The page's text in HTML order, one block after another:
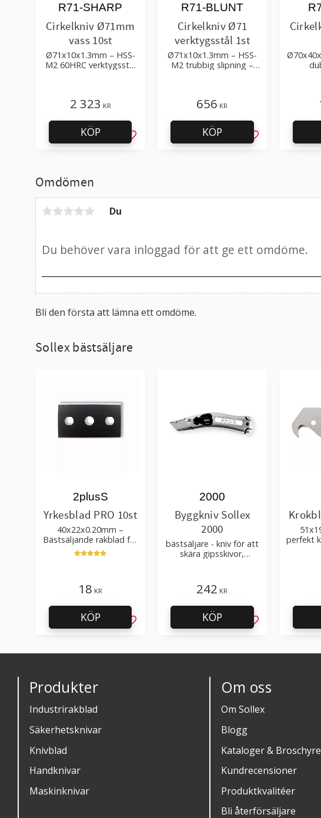
Omdömen
Du
Bli den första att lämna ett omdöme.
Cirkelkniv Ø71mm
vass 10st
Ø71x10x1.3mm – HSS-
M2 60HRC verktygsstål
R71-SHARP
2 323 KR
Lägg till i favoriter
KÖP
Cirkelkniv Ø71
verktygsstål 1st
Ø71x10x1.3mm – HSS-
M2 trubbig slipning –
R71-BLUNT
656 KR
Lägg till i
KÖP
Sollex bästsäljare
Yrkesblad PRO 10st
40x22x0.20mm –
Bästsäljande rakblad för
att skära tapet, tyg, filt,
hobby bruk
2plusS
18 KR
Lägg till i favoriter
KÖP
Byggkniv Sollex
2000
bästsäljare - kniv för att
skära gipsskivor,
2000
242 KR
Lägg till i
KÖP
perfekt
Produkter
Industrirakblad
Säkerhetsknivar
Knivblad
Handknivar
Maskinknivar
Om oss
Om Sollex
Blogg
Kataloger &
Kundrecensioner
Produktkvalitéer
Bli återförsäljare